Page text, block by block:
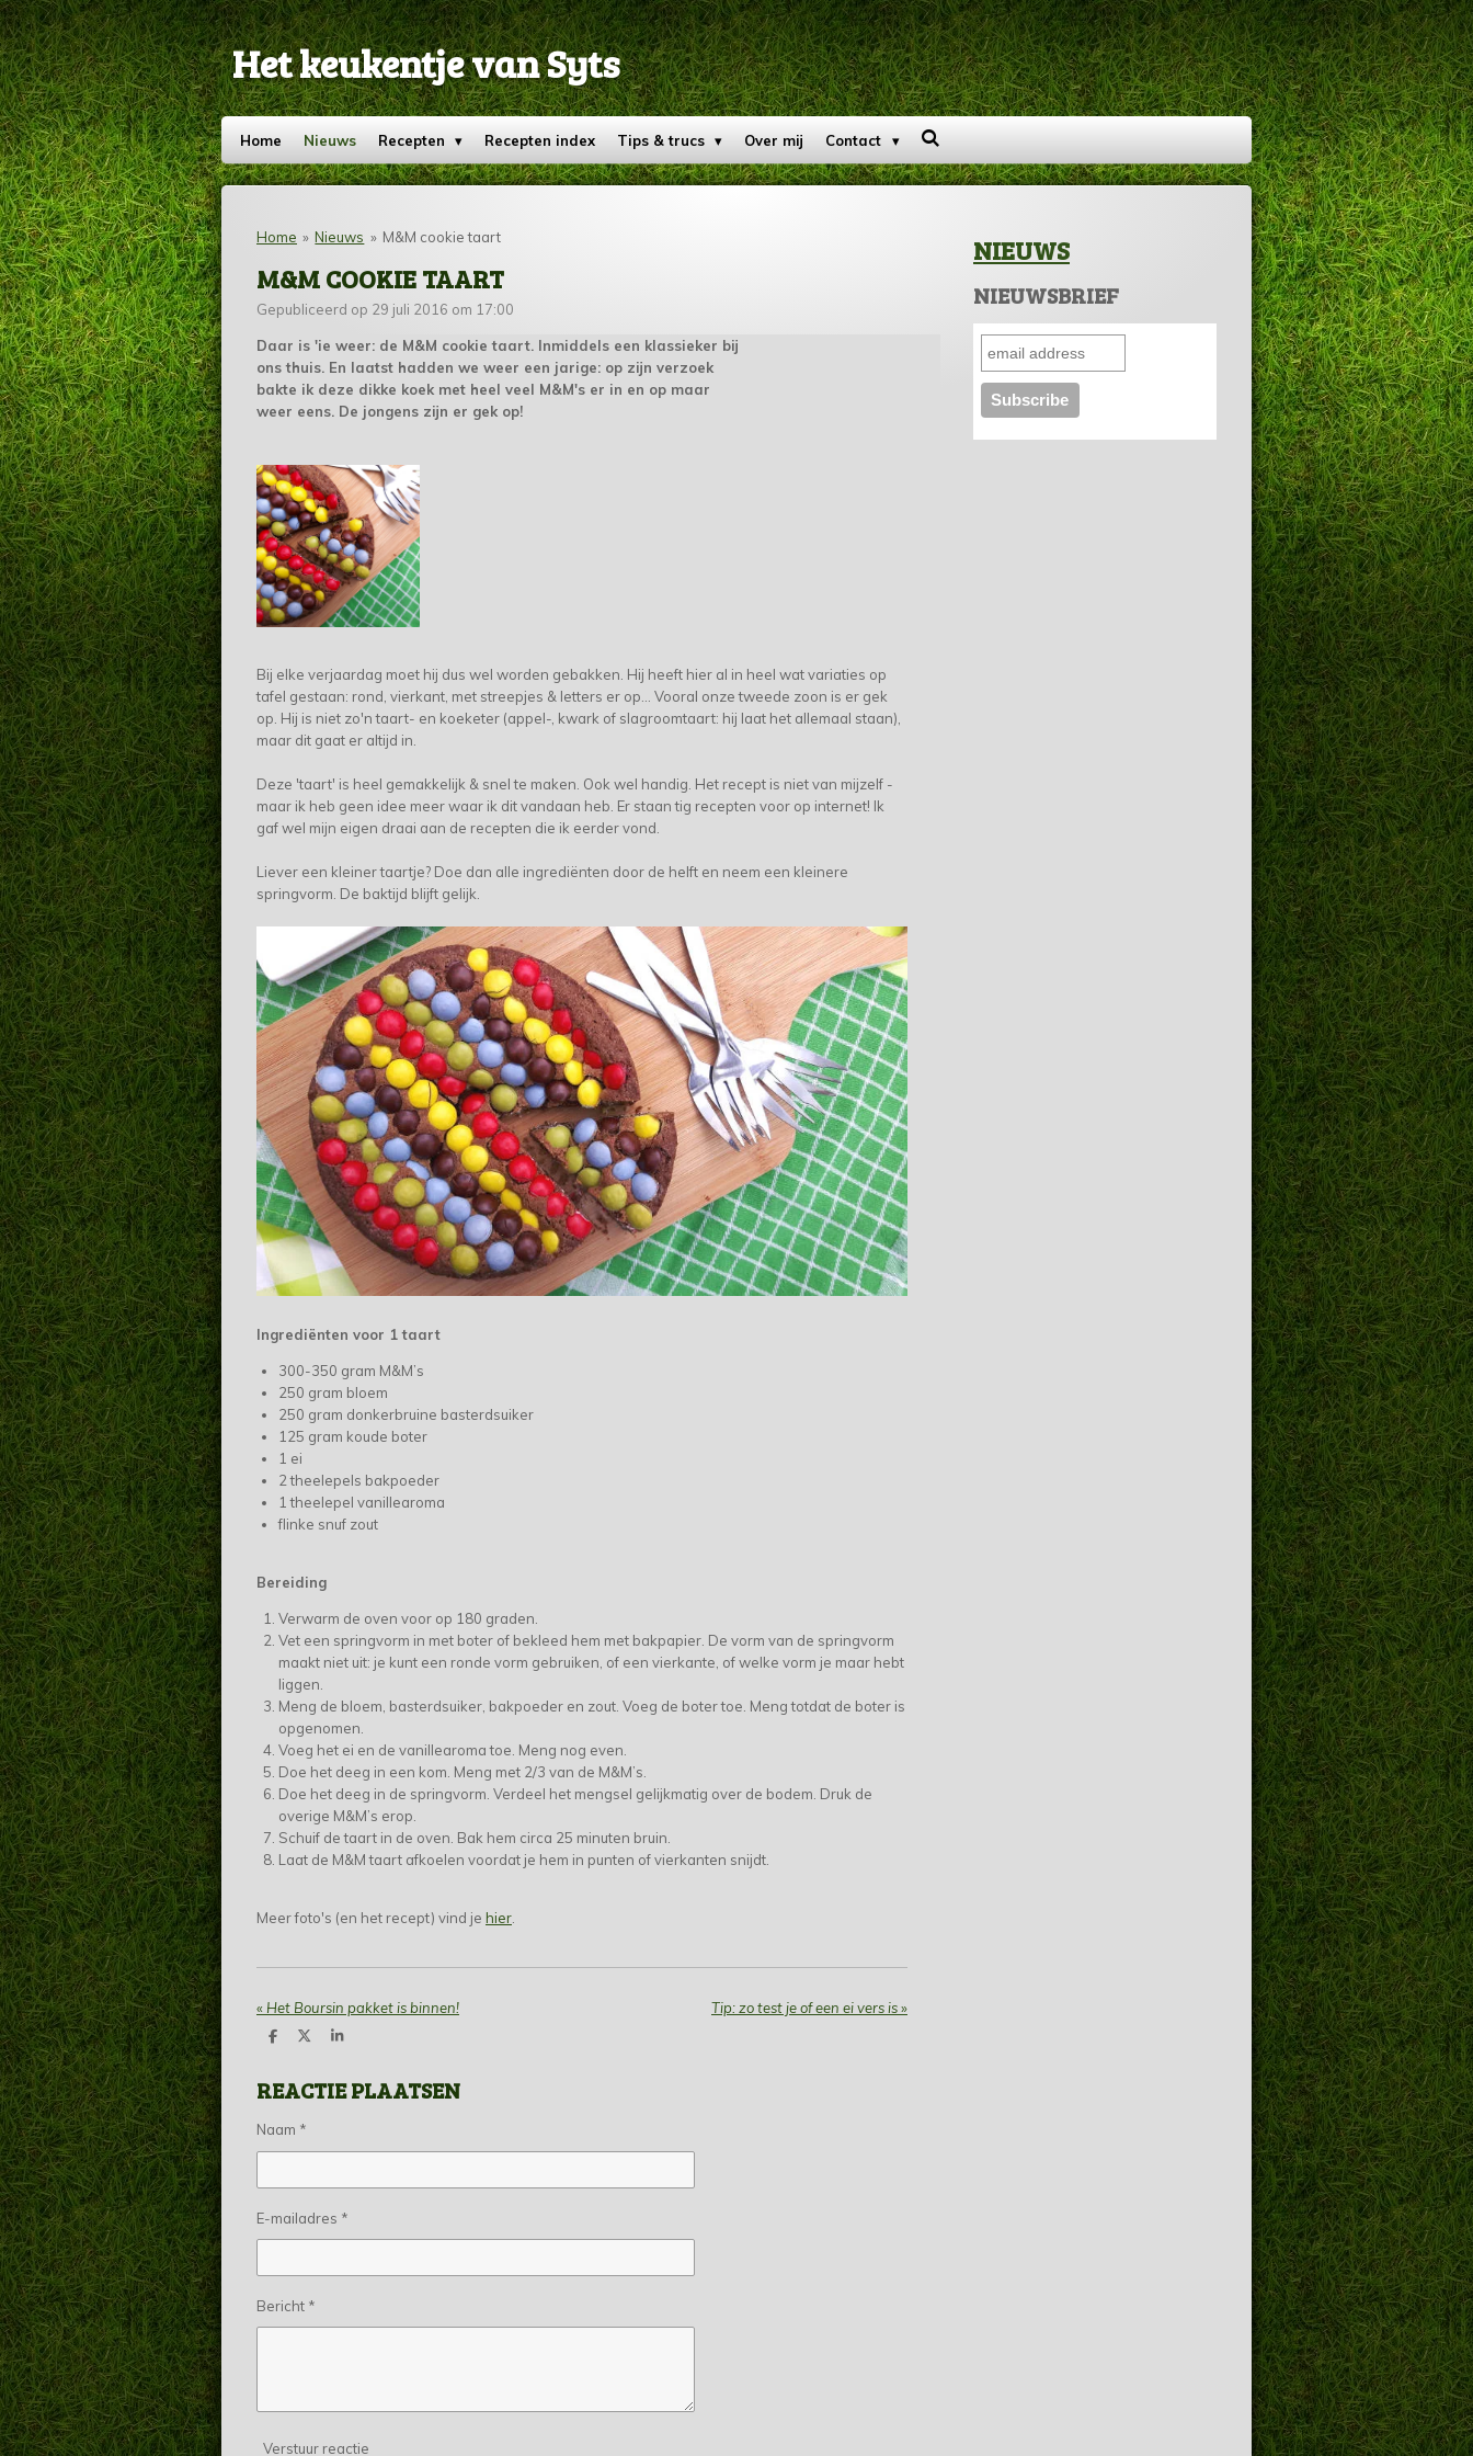
Ga
direct
naar
de
hoofdinhoud
Het keukentje van Syts
Home Nieuws Recepten Recepten index Tips & trucs Over mij Contact
Home » Nieuws » M&M cookie taart
M&M COOKIE TAART
Gepubliceerd op 29 juli 2016 om 17:00
Daar is 'ie weer: de M&M cookie taart. Inmiddels een klassieker bij
ons thuis. En laatst hadden we weer een jarige: op zijn verzoek
bakte ik deze dikke koek met heel veel M&M's er in en op maar
weer eens. De jongens zijn er gek op!
Bij elke verjaardag moet hij dus wel worden gebakken. Hij heeft hier al in heel wat variaties op
tafel gestaan: rond, vierkant, met streepjes & letters er op... Vooral onze tweede zoon is er gek
op. Hij is niet zo'n taart- en koeketer (appel-, kwark of slagroomtaart: hij laat het allemaal staan)
maar dit gaat er altijd in.
Deze 'taart' is heel gemakkelijk & snel te maken. Ook wel handig. Het recept is niet van mijzelf -
maar ik heb geen idee meer waar ik dit vandaan heb. Er staan tig recepten voor op internet! Ik
gaf wel mijn eigen draai aan de recepten die ik eerder vond.
Liever een kleiner taartje? Doe dan alle ingrediënten door de helft en neem een kleinere
springvorm. De baktijd blijft gelijk.
Ingrediënten voor 1 taart
300-350 gram M&M’s
250 gram bloem
250 gram donkerbruine basterdsuiker
125 gram koude boter
1 ei
2 theelepels bakpoeder
1 theelepel vanillearoma
flinke snuf zout
Bereiding
Verwarm de oven voor op 180 graden.
Vet een springvorm in met boter of bekleed hem met bakpapier. De vorm van de springvorm
maakt niet uit: je kunt een ronde vorm gebruiken, of een vierkante, of welke vorm je maar hebt
liggen.
Meng de bloem, basterdsuiker, bakpoeder en zout. Voeg de boter toe. Meng totdat de boter is
opgenomen.
Voeg het ei en de vanillearoma toe. Meng nog even.
Doe het deeg in een kom. Meng met 2/3 van de M&M’s.
Doe het deeg in de springvorm. Verdeel het mengsel gelijkmatig over de bodem. Druk de
overige M&M’s erop.
Schuif de taart in de oven. Bak hem circa 25 minuten bruin.
Laat de M&M taart afkoelen voordat je hem in punten of vierkanten snijdt.
Meer foto's (en het recept) vind je hier
« Het Boursin pakket is binnen! Tip: zo test je of een ei vers is»
D
e
n
D
l
S
r
e
REACTIE PLAATSEN
Naam *
E-mailadres *
Bericht *
Verstuur reactie
NIEUWS
NIEUWSBRIEF